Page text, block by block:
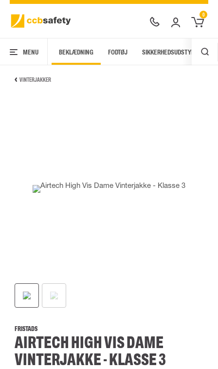
0
MENU BEKLÆDNING FODTØJ SIKKERHEDSUDSTYR
VINTERJAKKER
FRISTADS
AIRTECH HIGH VIS DAME
VINTERJAKKE - KLASSE 3